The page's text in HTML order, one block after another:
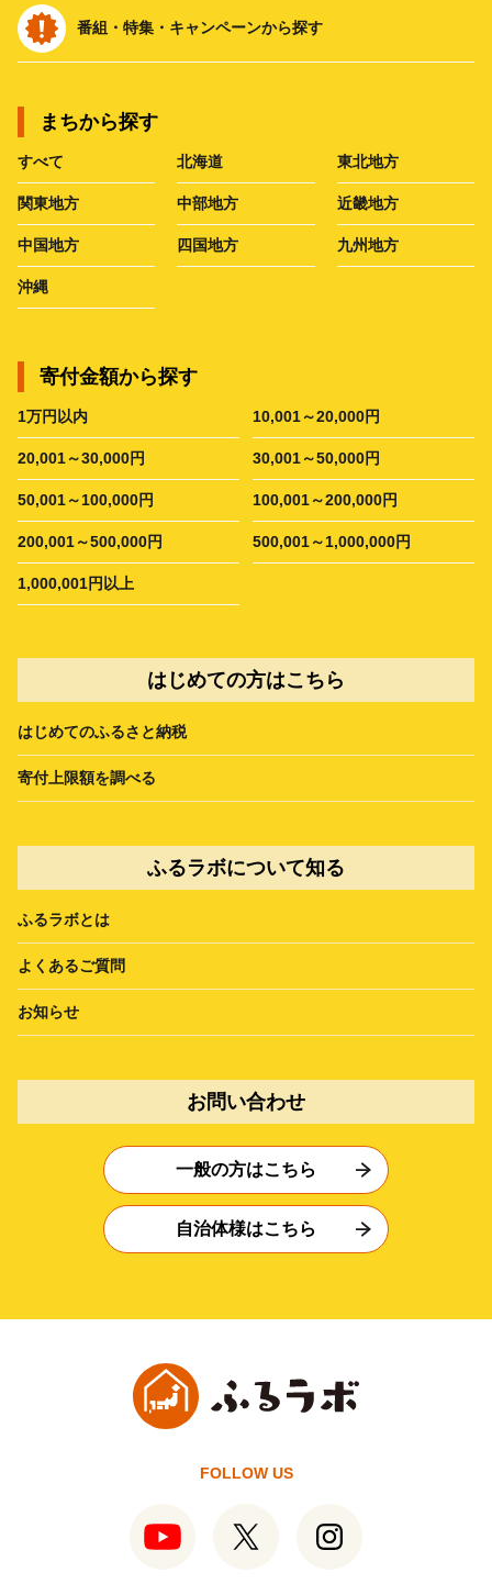
番組・特集・キャンペーンから探す
まちから探す
すべて 北海道 東北地方
関東地方 中部地方 近畿地方
中国地方 四国地方 九州地方
沖縄
寄付金額から探す
1万円以内 10,001～20,000円
20,001～30,000円 30,001～50,000円
50,001～100,000円 100,001～200,000円
200,001～500,000円 500,001～1,000,000円
1,000,001円以上
はじめての方はこちら
はじめてのふるさと納税
寄付上限額を調べる
ふるラボについて知る
ふるラボとは
よくあるご質問
お知らせ
お問い合わせ
一般の方はこちら
自治体様はこちら
FOLLOW US